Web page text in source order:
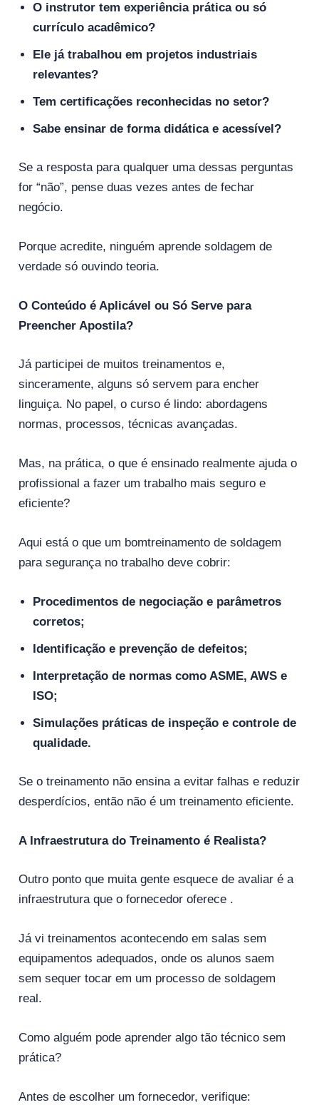
O instrutor tem experiência prática ou só
currículo acadêmico?
Ele já trabalhou em projetos industriais
relevantes?
Tem certificações reconhecidas no setor?
Sabe ensinar de forma didática e acessível?
Se a resposta para qualquer uma dessas perguntas
for “não”, pense duas vezes antes de fechar
negócio.
Porque acredite, ninguém aprende soldagem de
verdade só ouvindo teoria.
O Conteúdo é Aplicável ou Só Serve para
Preencher Apostila?
Já participei de muitos treinamentos e,
sinceramente, alguns só servem para encher
linguiça. No papel, o curso é lindo: abordagens
normas, processos, técnicas avançadas.
Mas, na prática, o que é ensinado realmente ajuda o
profissional a fazer um trabalho mais seguro e
eficiente?
Aqui está o que um bomtreinamento de soldagem
para segurança no trabalho deve cobrir:
Procedimentos de negociação e parâmetros
corretos;
Identificação e prevenção de defeitos;
Interpretação de normas como ASME, AWS e
ISO;
Simulações práticas de inspeção e controle de
qualidade.
Se o treinamento não ensina a evitar falhas e reduzir
desperdícios, então não é um treinamento eficiente.
A Infraestrutura do Treinamento é Realista?
Outro ponto que muita gente esquece de avaliar é a
infraestrutura que o fornecedor oferece .
Já vi treinamentos acontecendo em salas sem
equipamentos adequados, onde os alunos saem
sem sequer tocar em um processo de soldagem
real.
Como alguém pode aprender algo tão técnico sem
prática?
Antes de escolher um fornecedor, verifique: